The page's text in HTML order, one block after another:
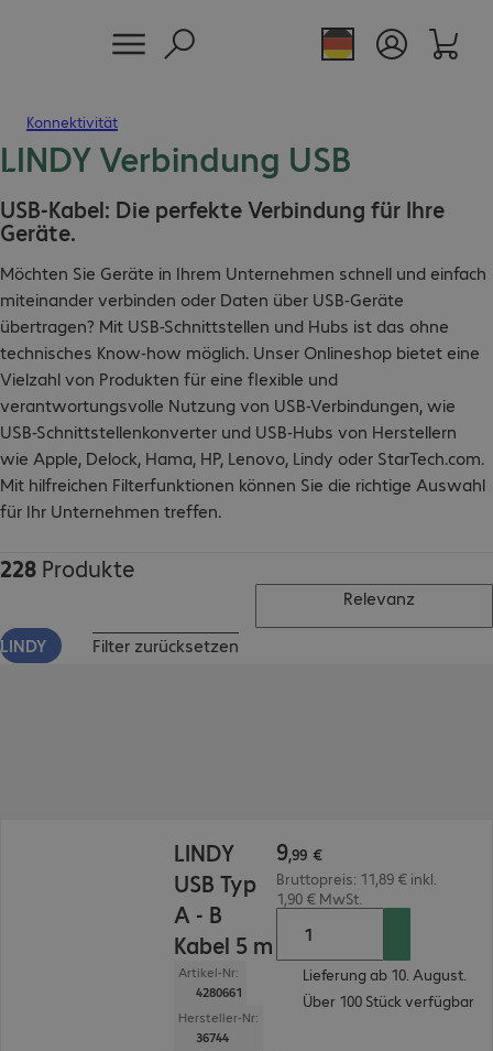
Konnektivität
LINDY Verbindung USB
USB-Kabel: Die perfekte Verbindung für Ihre
Geräte.
Möchten Sie Geräte in Ihrem Unternehmen schnell und einfach
miteinander verbinden oder Daten über USB-Geräte
übertragen? Mit USB-Schnittstellen und Hubs ist das ohne
technisches Know-how möglich. Unser Onlineshop bietet eine
Vielzahl von Produkten für eine flexible und
verantwortungsvolle Nutzung von USB-Verbindungen, wie
USB-Schnittstellenkonverter und USB-Hubs von Herstellern
wie Apple, Delock, Hama, HP, Lenovo, Lindy oder StarTech.com.
Mit hilfreichen Filterfunktionen können Sie die richtige Auswahl
für Ihr Unternehmen treffen.
228 Produkte
Relevanz
LINDY Filter zurücksetzen
LINDY
USB Typ
A - B
Kabel 5 m
Artikel-Nr:
4280661
Hersteller-Nr:
36744
9,99 €
Bruttopreis: 11,89 € inkl.
1,90 € MwSt.
Lieferung ab 10. August.
Über 100 Stück verfügbar